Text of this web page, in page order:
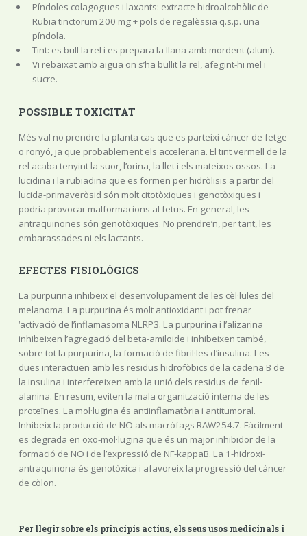
Píndoles colagogues i laxants: extracte hidroalcohòlic de
Rubia tinctorum 200 mg + pols de regalèssia q.s.p. una
píndola.
Tint: es bull la rel i es prepara la llana amb mordent (alum).
Vi rebaixat amb aigua on s’ha bullit la rel, afegint-hi mel i
sucre.
POSSIBLE TOXICITAT
Més val no prendre la planta cas que es parteixi càncer de fetge
o ronyó, ja que probablement els acceleraria. El tint vermell de la
rel acaba tenyint la suor, l’orina, la llet i els mateixos ossos. La
lucidina i la rubiadina que es formen per hidròlisis a partir del
lucida-primaveròsid són molt citotòxiques i genotòxiques i
podria provocar malformacions al fetus. En general, les
antraquinones són genotòxiques. No prendre’n, per tant, les
embarassades ni els lactants.
EFECTES FISIOLÒGICS
La purpurina inhibeix el desenvolupament de les cèl·lules del
melanoma. La purpurina és molt antioxidant i pot frenar
‘activació de l’inflamasoma NLRP3. La purpurina i l’alizarina
inhibeixen l’agregació del beta-amiloide i inhibeixen també,
sobre tot la purpurina, la formació de fibril·les d’insulina. Les
dues interactuen amb les residus hidrofòbics de la cadena B de
la insulina i interfereixen amb la unió dels residus de fenil-
alanina. En resum, eviten la mala organització interna de les
proteïnes. La mol·lugina és antiinflamatòria i antitumoral.
Inhibeix la producció de NO als macròfags RAW254.7. Fàcilment
es degrada en oxo-mol·lugina que és un major inhibidor de la
formació de NO i de l’expressió de NF-kappaB. La 1-hidroxi-
antraquinona és genotòxica i afavoreix la progressió del càncer
de còlon.
Per llegir sobre els principis actius, els seus usos medicinals i